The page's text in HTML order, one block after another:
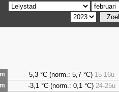
5,3 °C (norm.: 5,7 °C) 15-16u
-3,1 °C (norm.: 0,1 °C) 24-25u